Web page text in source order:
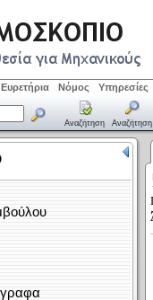
Ευρετήρια Νόμος Υπηρεσίες
Αναζήτηση Αναζήτηση